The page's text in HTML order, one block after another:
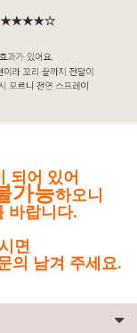
되어 있어
가능하오니
바랍니다.
면
의 남겨 주세요.